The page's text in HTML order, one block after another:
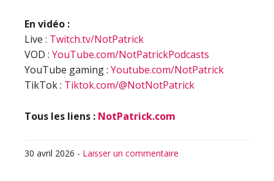
En vidéo :
Live : Twitch.tv/NotPatrick
VOD : YouTube.com/NotPatrickPodcasts
YouTube gaming : Youtube.com/NotPatrick
TikTok : Tiktok.com/@NotNotPatrick
Tous les liens : NotPatrick.com
30 avril 2026 - Laisser un commentaire